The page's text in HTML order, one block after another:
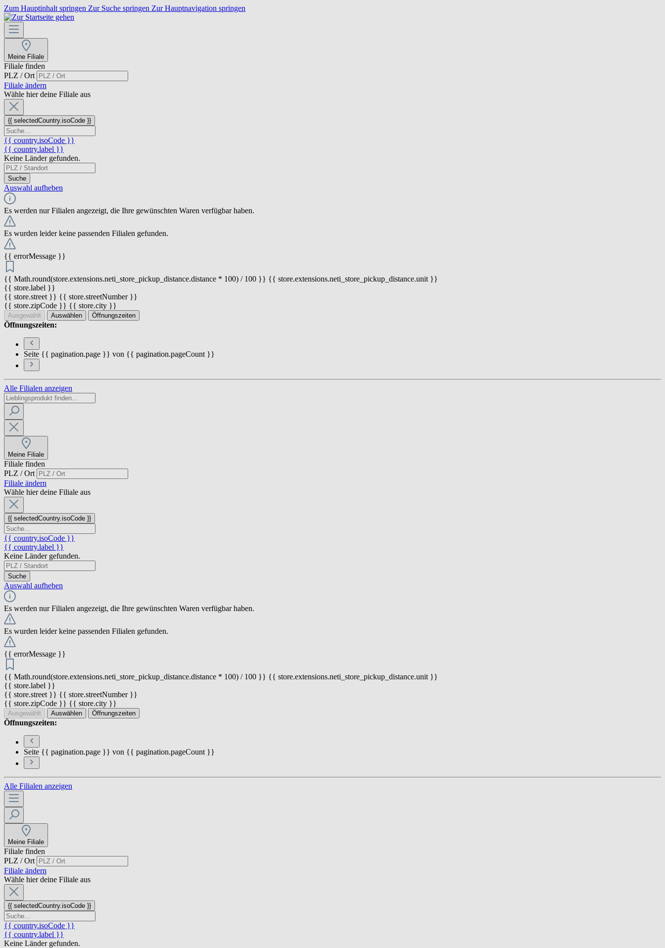
Zum Hauptinhalt springen Zur Suche springen Zur Hauptnavigation springen
Meine Filiale
Filiale finden
PLZ / Ort
Filiale ändern
Wähle hier deine Filiale aus
{{ selectedCountry.isoCode }}
{{ country.isoCode }}
{{ country.label }}
Keine Länder gefunden.
Suche
Auswahl aufheben
Es werden nur Filialen angezeigt, die Ihre gewünschten Waren verfügbar haben.
Es wurden leider keine passenden Filialen gefunden.
{{ errorMessage }}
{{ Math.round(store.extensions.neti_store_pickup_distance.distance * 100) / 100 }} {{ store.extensions.neti_store_pickup_distance.unit }}
{{ store.label }}
{{ store.street }} {{ store.streetNumber }}
{{ store.zipCode }} {{ store.city }}
Ausgewählt Auswählen Öffnungszeiten
Öffnungszeiten:
Seite {{ pagination.page }} von {{ pagination.pageCount }}
Alle Filialen anzeigen
Meine Filiale
Filiale finden
PLZ / Ort
Filiale ändern
Wähle hier deine Filiale aus
{{ selectedCountry.isoCode }}
{{ country.isoCode }}
{{ country.label }}
Keine Länder gefunden.
Suche
Auswahl aufheben
Es werden nur Filialen angezeigt, die Ihre gewünschten Waren verfügbar haben.
Es wurden leider keine passenden Filialen gefunden.
{{ errorMessage }}
{{ Math.round(store.extensions.neti_store_pickup_distance.distance * 100) / 100 }} {{ store.extensions.neti_store_pickup_distance.unit }}
{{ store.label }}
{{ store.street }} {{ store.streetNumber }}
{{ store.zipCode }} {{ store.city }}
Ausgewählt Auswählen Öffnungszeiten
Öffnungszeiten:
Seite {{ pagination.page }} von {{ pagination.pageCount }}
Alle Filialen anzeigen
Meine Filiale
Filiale finden
PLZ / Ort
Filiale ändern
Wähle hier deine Filiale aus
{{ selectedCountry.isoCode }}
{{ country.isoCode }}
{{ country.label }}
Keine Länder gefunden.